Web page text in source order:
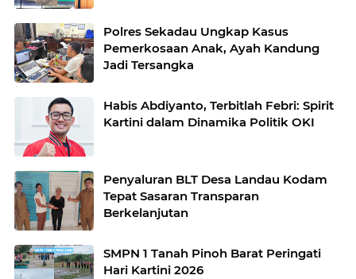
Polres Sekadau Ungkap Kasus
Pemerkosaan Anak, Ayah Kandung
Jadi Tersangka
Habis Abdiyanto, Terbitlah Febri: Spirit
Kartini dalam Dinamika Politik OKI
Penyaluran BLT Desa Landau Kodam
Tepat Sasaran Transparan
Berkelanjutan
SMPN 1 Tanah Pinoh Barat Peringati
Hari Kartini 2026